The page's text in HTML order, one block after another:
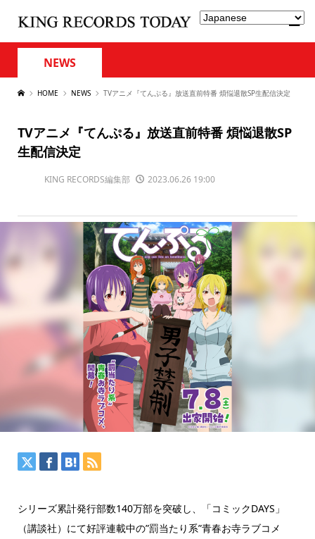
NEWS
HOME NEWS TVアニメ『てんぷる』放送直前特番 煩悩退散SP生配信決定
TVアニメ『てんぷる』放送直前特番 煩悩退散SP
生配信決定
KING RECORDS編集部 2023.06.26 19:00
シリーズ累計発行部数140万部を突破し、「コミックDAYS」
（講談社）にて好評連載中の”罰当たり系”青春お寺ラブコメ